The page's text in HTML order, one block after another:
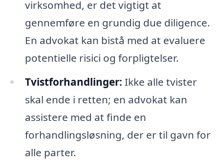
virksomhed, er det vigtigt at
gennemføre en grundig due diligence.
En advokat kan bistå med at evaluere
potentielle risici og forpligtelser.
Tvistforhandlinger: Ikke alle tvister
skal ende i retten; en advokat kan
assistere med at finde en
forhandlingsløsning, der er til gavn for
alle parter.